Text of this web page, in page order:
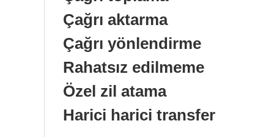
Çağrı aktarma
Çağrı yönlendirme
Rahatsız edilmeme
Özel zil atama
Harici harici transfer